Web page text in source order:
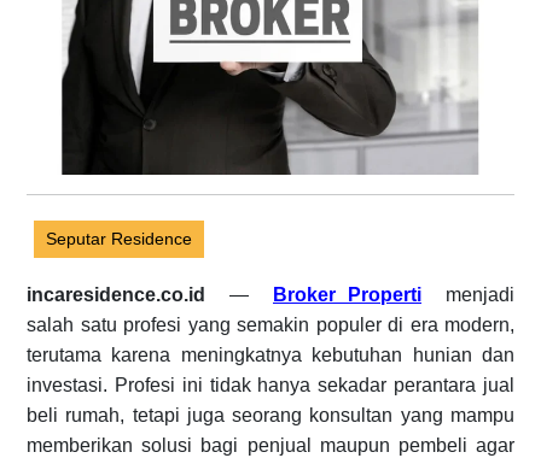
Seputar Residence
incaresidence.co.id — Broker Properti menjadi
salah satu profesi yang semakin populer di era modern,
terutama karena meningkatnya kebutuhan hunian dan
investasi. Profesi ini tidak hanya sekadar perantara jual
beli rumah, tetapi juga seorang konsultan yang mampu
memberikan solusi bagi penjual maupun pembeli agar